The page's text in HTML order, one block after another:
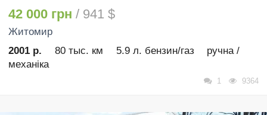
42 000 грн / 941 $
Житомир
2001 р.
80 тыс. км 5.9 л. бензин/газ
ручна /
механіка
1 9364